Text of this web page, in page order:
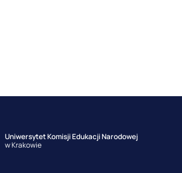
Uniwersytet Komisji Edukacji Narodowej
w Krakowie